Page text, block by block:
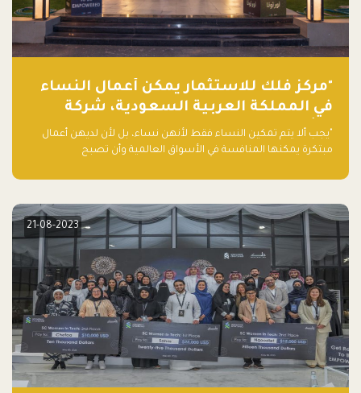
"مركز فلك للاستثمار يمكّن أعمال النساء
في المملكة العربية السعودية، شركة
ناشئة تلو الأخرى."
"يجب ألا يتم تمكين النساء فقط لأنهن نساء، بل لأن لديهن أعمال
مبتكرة يمكنها المنافسة في الأسواق العالمية وأن تصبح
21-08-2023